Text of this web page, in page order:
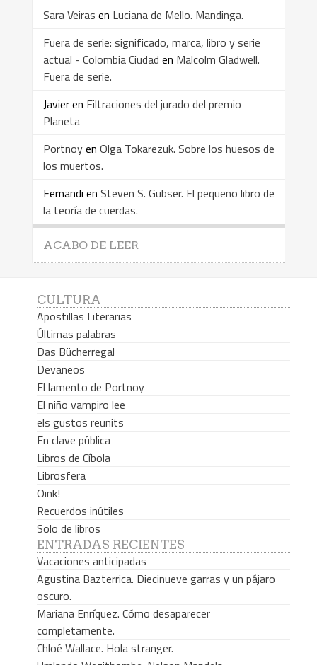
Sara Veiras en Luciana de Mello. Mandinga.
Fuera de serie: significado, marca, libro y serie
actual - Colombia Ciudad en Malcolm Gladwell.
Fuera de serie.
Javieren Filtraciones del jurado del premio
Planeta
Portnoyen Olga Tokarezuk. Sobre los huesos de
los muertos.
Fernandi en Steven S. Gubser. El pequeño libro de
la teoría de cuerdas.
ACABO DE LEER
CULTURA
Apostillas Literarias
Últimas palabras
Das Bücherregal
Devaneos
El lamento de Portnoy
El niño vampiro lee
els gustos reunits
En clave pública
Libros de Cíbola
Librosfera
Oink!
Recuerdos inútiles
Solo de libros
ENTRADAS RECIENTES
Vacaciones anticipadas
Agustina Bazterrica. Diecinueve garras y un pájaro
oscuro.
Mariana Enríquez. Cómo desaparecer
completamente.
Chloé Wallace. Hola stranger.